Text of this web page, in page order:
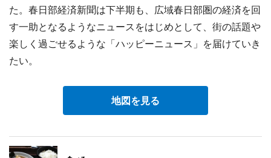
た。春日部経済新聞は下半期も、広域春日部圏の経済を回
す一助となるようなニュースをはじめとして、街の話題や
楽しく過ごせるような「ハッピーニュース」を届けていき
たい。
地図を見る